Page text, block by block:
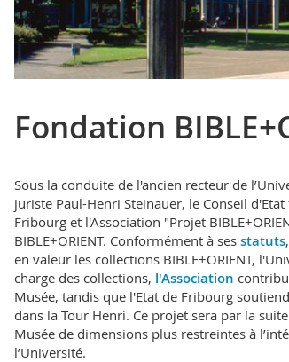
Fondation
Sous la conduite de l'ancien recteur de
juriste Paul-Henri Steinauer, le Conseil
Fribourg et l'Association "Projet
BIBLE+ORIENT. Conformément à ses statuts
en valeur les collections BIBLE+ORIENT,
charge des collections, l'Association
Musée, tandis que l'Etat de Fribourg
dans la Tour Henri. Ce projet sera par la
Musée de dimensions plus restreintes à
l’Université.